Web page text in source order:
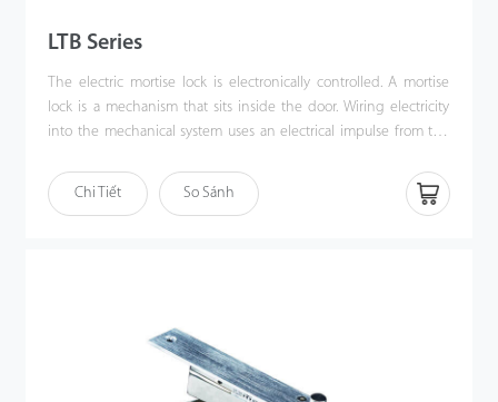
LTB Series
The electric mortise lock is electronically controlled. A mortise
lock is a mechanism that sits inside the door. Wiring electricity
into the mechanical system uses an electrical impulse from the
When the power is off, the clip will retract, and unlock the door.
electric mortise locks, namely, LTB-12, LTB-22, and LTB-35, on glass
doors.
Chi Tiết So Sánh